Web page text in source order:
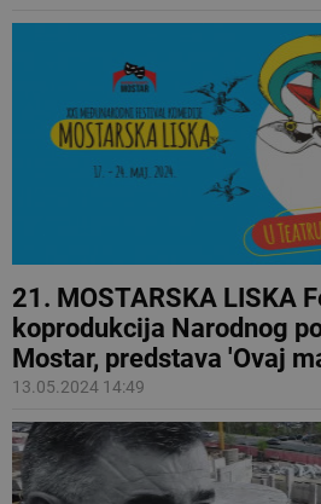
21. MOSTARSKA LISKA
koprodukcija Narodnog
Mostar, predstava 'Ovaj
13.05.2024 14:49